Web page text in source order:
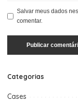
Salvar meus dados
comentar.
Categorias
Cases